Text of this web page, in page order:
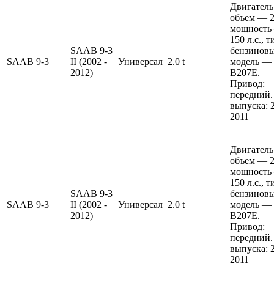
SAAB 9-3
SAAB 9-3
II (2002 -
2012)
Универсал 2.0 t
объем —
150 л.с.,
модель —
B207E.
Привод:
выпуска:
2011
SAAB 9-3
SAAB 9-3
II (2002 -
2012)
Универсал 2.0 t
объем —
150 л.с.,
модель —
B207E.
Привод:
выпуска:
2011